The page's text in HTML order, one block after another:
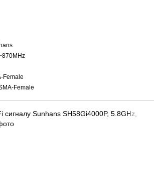
Female
Female